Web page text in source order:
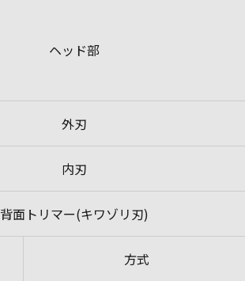
ヘッド部
外刃
内刃
背面トリマー(キワゾリ刃)
方式